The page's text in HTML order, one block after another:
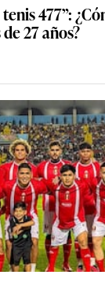
477”:
27 años?